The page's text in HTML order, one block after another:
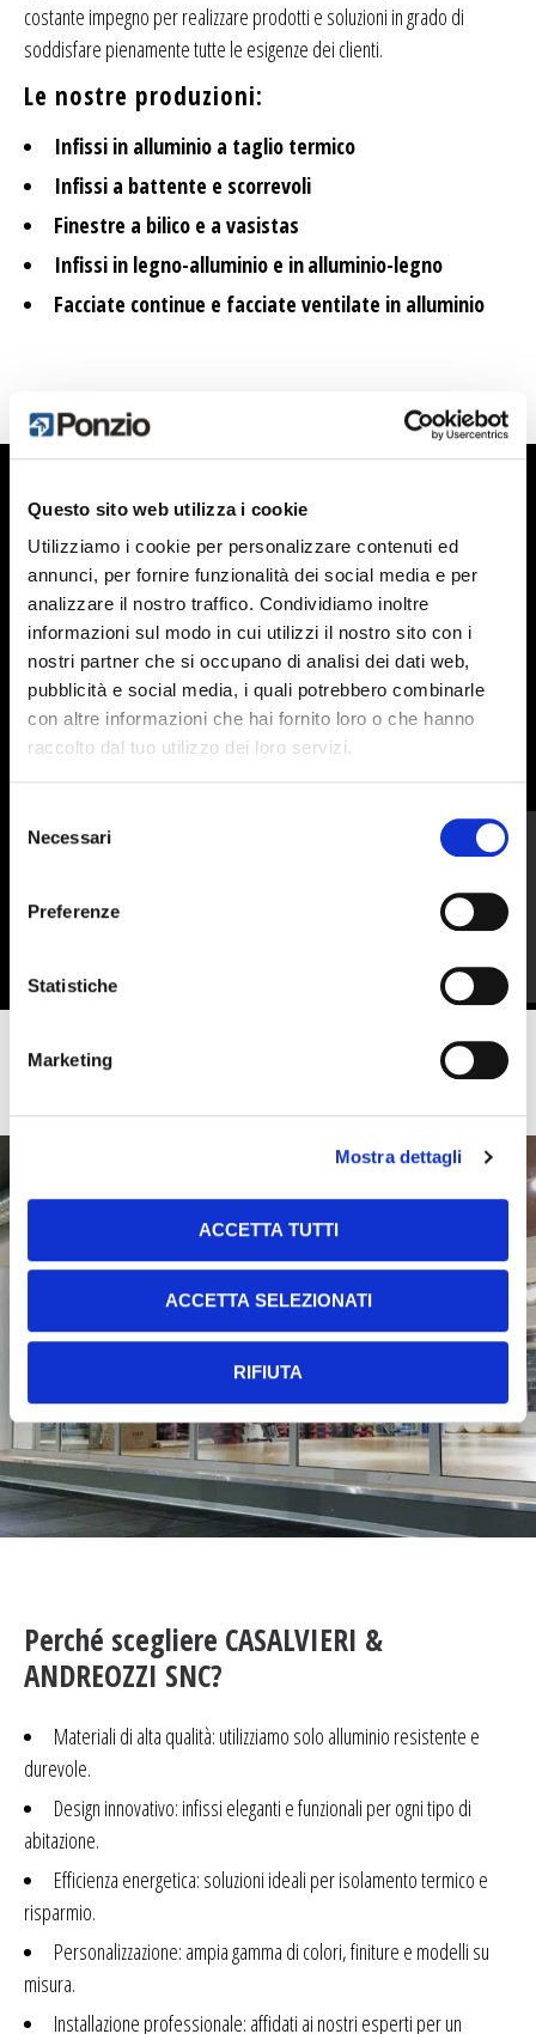
Questo sito web utilizza i cookie
Utilizziamo i cookie per personalizzare contenuti ed
annunci, per fornire funzionalità dei social media e per
analizzare il nostro traffico. Condividiamo inoltre
informazioni sul modo in cui utilizzi il nostro sito con i
nostri partner che si occupano di analisi dei dati web,
pubblicità e social media, i quali potrebbero combinarle
con altre informazioni che hai fornito loro o che hanno
raccolto dal tuo utilizzo dei loro servizi.
delNecessari
Preferenze
Statistiche
Marketing
Mostra dettagli
ACCETTA TUTTI
ACCETTA SELEZIONATI
RIFIUTA
costante impegno per realizzare prodotti e soluzioni in grado di
soddisfare pienamente tutte le esigenze dei clienti.
Le nostre produzioni:
Infissi in alluminio a taglio termico
Infissi a battente e scorrevoli
Finestre a bilico e a vasistas
Infissi in legno-alluminio e inalluminio-legno
Facciate continue e facciate ventilate in alluminio
IN QUESTA AREA
PONZIO TROVERAI:
UNICA ®
Perché scegliere CASALVIERI &
ANDREOZZI SNC?
Materiali di alta qualità: utilizziamo solo alluminio resistente e
durevole.
Design innovativo: infissi eleganti e funzionali per ogni tipo di
abitazione.
Efficienza energetica: soluzioni ideali per isolamento termico e
risparmio.
Personalizzazione: ampia gamma di colori, finiture e modelli su
misura.
Installazione professionale: affidati ai nostri esperti per un